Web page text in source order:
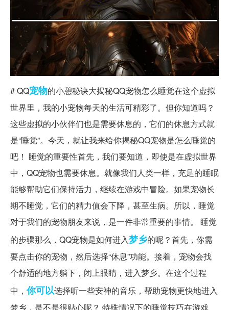
# QQ宠物的小憩秘诀大揭秘QQ宠物怎么睡觉在这个虚拟
世界里，我的小宠物每天的生活可精彩了。但你知道吗？
这些虚拟的小伙伴们也是需要休息的，它们的休息方式就
是“睡觉”。今天，就让我来给你揭秘QQ宠物是怎么睡觉的
吧！ 睡觉的重要性首先，我们要知道，即使是在虚拟世界
中，QQ宠物也需要休息。就像我们人类一样，充足的睡眠
能够帮助它们保持活力，继续在游戏中冒险。如果宠物长
期不睡觉，它们的精力值会下降，甚至生病。所以，睡觉
对于我们的宠物朋友来说，是一件非常重要的事情。 睡觉
的步骤那么，QQ宠物是如何进入梦乡的呢？首先，你需
要点击你的宠物，然后选择“休息”功能。接着，宠物会找
个舒适的地方躺下，闭上眼睛，进入梦乡。在这个过程
中，你可以选择听一些安神的音乐，帮助宠物更快地进入
梦乡，是不是很贴心呢？ 特殊情况下的睡觉技巧在游戏